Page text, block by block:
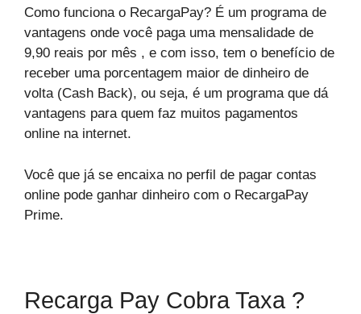
Como funciona o RecargaPay? É um programa de
vantagens onde você paga uma mensalidade de
9,90 reais por mês , e com isso, tem o benefício de
receber uma porcentagem maior de dinheiro de
volta (Cash Back), ou seja, é um programa que dá
vantagens para quem faz muitos pagamentos
online na internet.
Você que já se encaixa no perfil de pagar contas
online pode ganhar dinheiro com o RecargaPay
Prime.
Recarga Pay Cobra Taxa ?